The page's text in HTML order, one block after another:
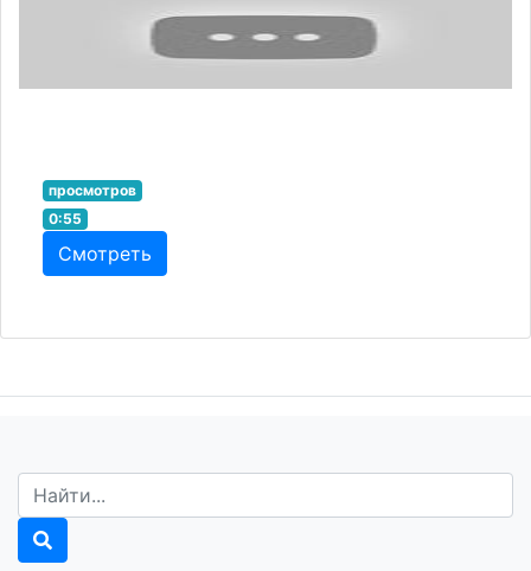
просмотров
0:55
Смотреть